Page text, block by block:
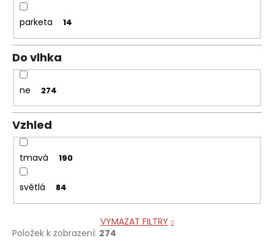
parketa 14
Do vlhka
ne 274
Vzhled
tmavá 190
světlá 84
VYMAZAT FILTRY
Položek k zobrazení: 274